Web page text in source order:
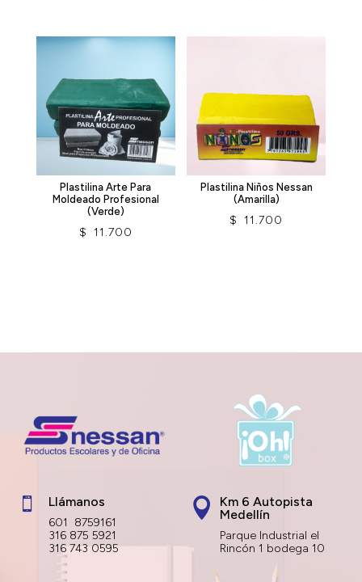
Plastilina Arte Para
Moldeado Profesional
(Verde)
$ 11.700
Plastilina Niños Nessan
(Amarilla)
$ 11.700
 Llámanos
601 8759161
316 875 5921
316 743 0595

Km 6 Autopista
Medellín
Parque Industrial el
Rincón 1 bodega 10